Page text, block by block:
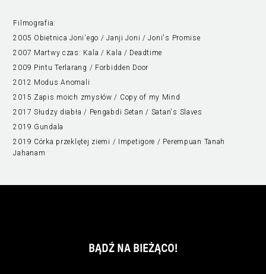
Filmografia:
2005 Obietnica Joni'ego / Janji Joni / Joni's Promise
2007 Martwy czas: Kala / Kala / Deadtime
2009 Pintu Terlarang / Forbidden Door
2012 Modus Anomali
2015 Zapis moich zmysłów / Copy of my Mind
2017 Słudzy diabła / Pengabdi Setan / Satan's Slaves
2019 Gundala
2019 Córka przeklętej ziemi / Impetigore / Perempuan Tanah
Jahanam
BĄDŹ NA BIEŻĄCO!